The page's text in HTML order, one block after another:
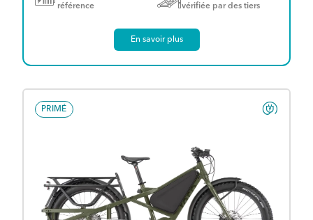
référence
vérifiée par des tiers
En savoir plus
PRIMÉ